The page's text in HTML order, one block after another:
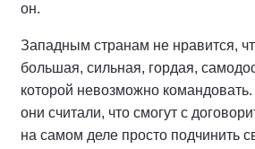
он.
Западным странам не нравится,
большая, сильная, гордая,
которой невозможно
они считали, что смогут с
на самом деле просто подчинить